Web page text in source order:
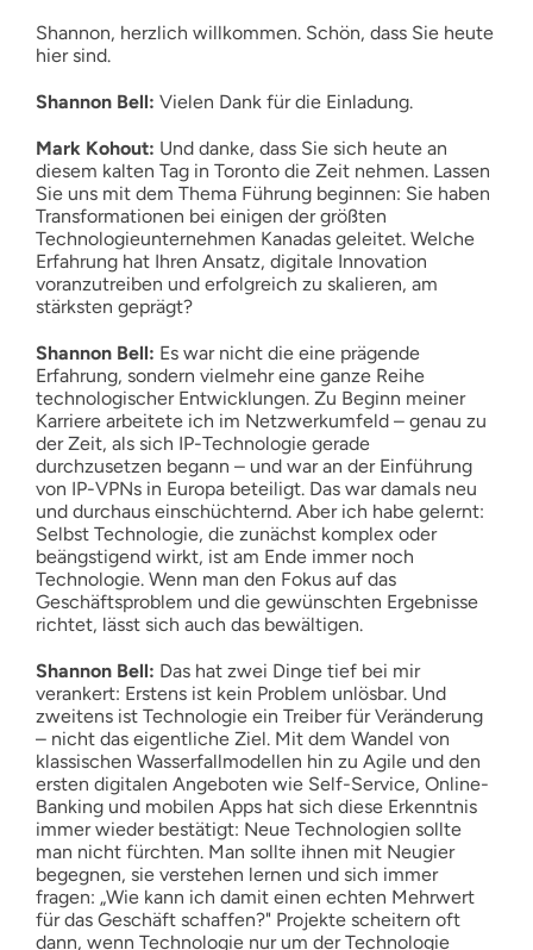
Shannon, herzlich willkommen. Schön, dass Sie heute
hier sind.
Shannon Bell: Vielen Dank für die Einladung.
Mark Kohout: Und danke, dass Sie sich heute an
diesem kalten Tag in Toronto die Zeit nehmen. Lassen
Sie uns mit dem Thema Führung beginnen: Sie haben
Transformationen bei einigen der größten
Technologieunternehmen Kanadas geleitet. Welche
Erfahrung hat Ihren Ansatz, digitale Innovation
voranzutreiben und erfolgreich zu skalieren, am
stärksten geprägt?
Shannon Bell: Es war nicht die eine prägende
Erfahrung, sondern vielmehr eine ganze Reihe
technologischer Entwicklungen. Zu Beginn meiner
Karriere arbeitete ich im Netzwerkumfeld – genau zu
der Zeit, als sich IP-Technologie gerade
durchzusetzen begann – und war an der Einführung
von IP-VPNs in Europa beteiligt. Das war damals neu
und durchaus einschüchternd. Aber ich habe gelernt:
Selbst Technologie, die zunächst komplex oder
beängstigend wirkt, ist am Ende immer noch
Technologie. Wenn man den Fokus auf das
Geschäftsproblem und die gewünschten Ergebnisse
richtet, lässt sich auch das bewältigen.
Shannon Bell: Das hat zwei Dinge tief bei mir
verankert: Erstens ist kein Problem unlösbar. Und
zweitens ist Technologie ein Treiber für Veränderung
– nicht das eigentliche Ziel. Mit dem Wandel von
klassischen Wasserfallmodellen hin zu Agile und den
ersten digitalen Angeboten wie Self-Service, Online-
Banking und mobilen Apps hat sich diese Erkenntnis
immer wieder bestätigt: Neue Technologien sollte
man nicht fürchten. Man sollte ihnen mit Neugier
begegnen, sie verstehen lernen und sich immer
fragen: „Wie kann ich damit einen echten Mehrwert
für das Geschäft schaffen?" Projekte scheitern oft
dann, wenn Technologie nur um der Technologie